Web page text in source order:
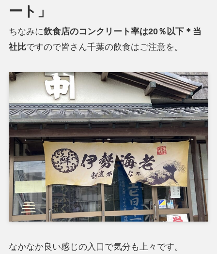
ート」
ちなみに飲食店のコンクリート率は20％以下＊当
社比ですので皆さん千葉の飲食はご注意を。
なかなか良い感じの入口で気分も上々です。